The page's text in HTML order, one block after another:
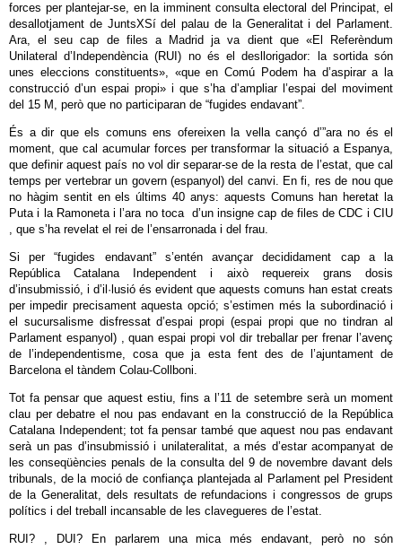
forces per plantejar-se, en la imminent consulta electoral del Principat, el
desallotjament de JuntsXSí del palau de la Generalitat i del Parlament.
Ara, el seu cap de files a Madrid ja va dient que «El Referèndum
Unilateral d’Independència (RUI) no és el desllorigador: la sortida són
unes eleccions constituents», «que en Comú Podem ha d’aspirar a la
construcció d’un espai propi» i que s’ha d’ampliar l’espai del moviment
del 15 M, però que no participaran de “fugides endavant”.
És a dir que els comuns ens ofereixen la vella cançó d’”ara no és el
moment, que cal acumular forces per transformar la situació a Espanya,
que definir aquest país no vol dir separar-se de la resta de l’estat, que cal
temps per vertebrar un govern (espanyol) del canvi. En fi, res de nou que
no hàgim sentit en els últims 40 anys: aquests Comuns han heretat la
Puta i la Ramoneta i l’ara no toca d’un insigne cap de files de CDC i CIU
, que s’ha revelat el rei de l’ensarronada i del frau.
Si per “fugides endavant” s’entén avançar decididament cap a la
República Catalana Independent i això requereix grans dosis
d’insubmissió, i d’il·lusió és evident que aquests comuns han estat creats
per impedir precisament aquesta opció; s’estimen més la subordinació i
el sucursalisme disfressat d’espai propi (espai propi que no tindran al
Parlament espanyol) , quan espai propi vol dir treballar per frenar l’avenç
de l’independentisme, cosa que ja esta fent des de l’ajuntament de
Barcelona el tàndem Colau-Collboni.
Tot fa pensar que aquest estiu, fins a l’11 de setembre serà un moment
clau per debatre el nou pas endavant en la construcció de la República
Catalana Independent; tot fa pensar també que aquest nou pas endavant
serà un pas d’insubmissió i unilateralitat, a més d’estar acompanyat de
les conseqüències penals de la consulta del 9 de novembre davant dels
tribunals, de la moció de confiança plantejada al Parlament pel President
de la Generalitat, dels resultats de refundacions i congressos de grups
polítics i del treball incansable de les clavegueres de l’estat.
RUI? , DUI? En parlarem una mica més endavant, però no són